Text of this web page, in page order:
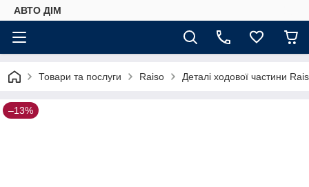
АВТО ДIМ
Товари та послуги Raiso Деталі ходової частини
–13%